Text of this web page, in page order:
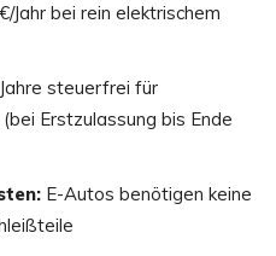
Jahr bei rein elektrischem
steuerfrei für
Erstzulassung bis Ende
E-Autos benötigen keine